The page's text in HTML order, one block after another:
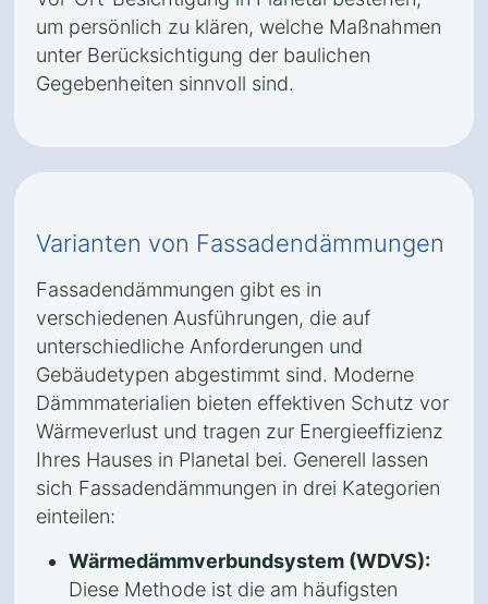
um persönlich zu klären, welche Maßnahmen
unter Berücksichtigung der baulichen
Gegebenheiten sinnvoll sind.
Varianten von Fassadendämmungen
Fassadendämmungen gibt es in
verschiedenen Ausführungen, die auf
unterschiedliche Anforderungen und
Gebäudetypen abgestimmt sind. Moderne
Dämmmaterialien bieten effektiven Schutz vor
Wärmeverlust und tragen zur Energieeffizienz
Ihres Hauses in Planetal bei. Generell lassen
sich Fassadendämmungen in drei Kategorien
einteilen:
Wärmedämmverbundsystem (WDVS):
Diese Methode ist die am häufigsten